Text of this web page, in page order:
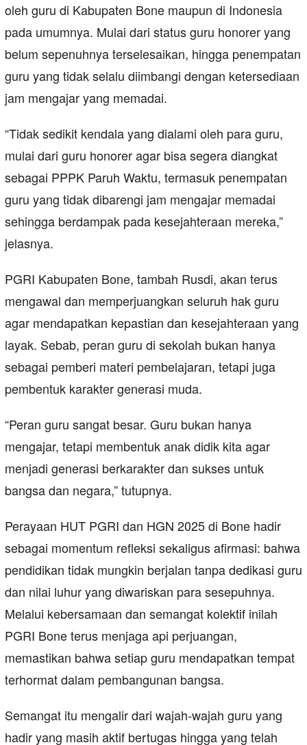
oleh guru di Kabupaten Bone maupun di Indonesia
pada umumnya. Mulai dari status guru honorer yang
belum sepenuhnya terselesaikan, hingga penempatan
guru yang tidak selalu diimbangi dengan ketersediaan
jam mengajar yang memadai.
“Tidak sedikit kendala yang dialami oleh para guru,
mulai dari guru honorer agar bisa segera diangkat
sebagai PPPK Paruh Waktu, termasuk penempatan
guru yang tidak dibarengi jam mengajar memadai
sehingga berdampak pada kesejahteraan mereka,”
jelasnya.
PGRI Kabupaten Bone, tambah Rusdi, akan terus
mengawal dan memperjuangkan seluruh hak guru
agar mendapatkan kepastian dan kesejahteraan yang
layak. Sebab, peran guru di sekolah bukan hanya
sebagai pemberi materi pembelajaran, tetapi juga
pembentuk karakter generasi muda.
“Peran guru sangat besar. Guru bukan hanya
mengajar, tetapi membentuk anak didik kita agar
menjadi generasi berkarakter dan sukses untuk
bangsa dan negara,” tutupnya.
Perayaan HUT PGRI dan HGN 2025 di Bone hadir
sebagai momentum refleksi sekaligus afirmasi: bahwa
pendidikan tidak mungkin berjalan tanpa dedikasi guru
dan nilai luhur yang diwariskan para sesepuhnya.
Melalui kebersamaan dan semangat kolektif inilah
PGRI Bone terus menjaga api perjuangan,
memastikan bahwa setiap guru mendapatkan tempat
terhormat dalam pembangunan bangsa.
Semangat itu mengalir dari wajah-wajah guru yang
hadir yang masih aktif bertugas hingga yang telah